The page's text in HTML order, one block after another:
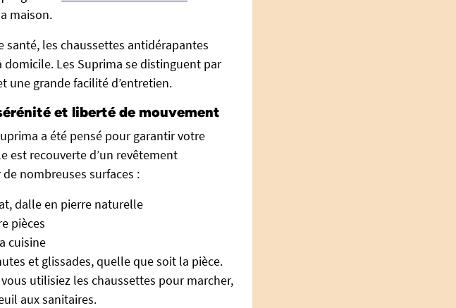
maison.
les chaussettes antidérapantes
Les Suprima se distinguent par
une grande facilité d’entretien.
et liberté de mouvement
a été pensé pour garantir votre
est recouverte d’un revêtement
nombreuses surfaces :
dalle en pierre naturelle
pièces
cuisine
et glissades, quelle que soit la pièce.
utilisiez les chaussettes pour marcher,
aux sanitaires.